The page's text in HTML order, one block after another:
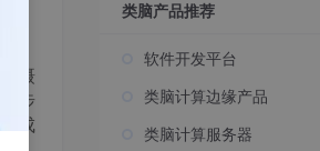
摄
步
成
类脑产品推荐
软件开发平台
类脑计算边缘产品
类脑计算服务器